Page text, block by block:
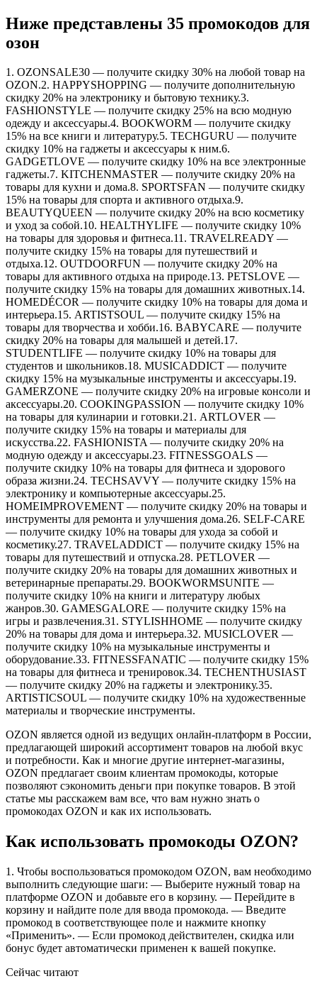
Ниже представлены 35 промокодов для
озон
1. OZONSALE30 — получите скидку 30% на любой товар на
OZON.2. HAPPYSHOPPING — получите дополнительную
скидку 20% на электронику и бытовую технику.3.
FASHIONSTYLE — получите скидку 25% на всю модную
одежду и аксессуары.4. BOOKWORM — получите скидку
15% на все книги и литературу.5. TECHGURU — получите
скидку 10% на гаджеты и аксессуары к ним.6.
GADGETLOVE — получите скидку 10% на все электронные
гаджеты.7. KITCHENMASTER — получите скидку 20% на
товары для кухни и дома.8. SPORTSFAN — получите скидку
15% на товары для спорта и активного отдыха.9.
BEAUTYQUEEN — получите скидку 20% на всю косметику
и уход за собой.10. HEALTHYLIFE — получите скидку 10%
на товары для здоровья и фитнеса.11. TRAVELREADY —
получите скидку 15% на товары для путешествий и
отдыха.12. OUTDOORFUN — получите скидку 20% на
товары для активного отдыха на природе.13. PETSLOVE —
получите скидку 15% на товары для домашних животных.14.
HOMEDÉCOR — получите скидку 10% на товары для дома и
интерьера.15. ARTISTSOUL — получите скидку 15% на
товары для творчества и хобби.16. BABYCARE — получите
скидку 20% на товары для малышей и детей.17.
STUDENTLIFE — получите скидку 10% на товары для
студентов и школьников.18. MUSICADDICT — получите
скидку 15% на музыкальные инструменты и аксессуары.19.
GAMERZONE — получите скидку 20% на игровые консоли и
аксессуары.20. COOKINGPASSION — получите скидку 10%
на товары для кулинарии и готовки.21. ARTLOVER —
получите скидку 15% на товары и материалы для
искусства.22. FASHIONISTA — получите скидку 20% на
модную одежду и аксессуары.23. FITNESSGOALS —
получите скидку 10% на товары для фитнеса и здорового
образа жизни.24. TECHSAVVY — получите скидку 15% на
электронику и компьютерные аксессуары.25.
HOMEIMPROVEMENT — получите скидку 20% на товары и
инструменты для ремонта и улучшения дома.26. SELF-CARE
— получите скидку 10% на товары для ухода за собой и
косметику.27. TRAVELADDICT — получите скидку 15% на
товары для путешествий и отпуска.28. PETLOVER —
получите скидку 20% на товары для домашних животных и
ветеринарные препараты.29. BOOKWORMSUNITE —
получите скидку 10% на книги и литературу любых
жанров.30. GAMESGALORE — получите скидку 15% на
игры и развлечения.31. STYLISHHOME — получите скидку
20% на товары для дома и интерьера.32. MUSICLOVER —
получите скидку 10% на музыкальные инструменты и
оборудование.33. FITNESSFANATIC — получите скидку 15%
на товары для фитнеса и тренировок.34. TECHENTHUSIAST
— получите скидку 20% на гаджеты и электронику.35.
ARTISTICSOUL — получите скидку 10% на художественные
материалы и творческие инструменты.
OZON является одной из ведущих онлайн-платформ в России,
предлагающей широкий ассортимент товаров на любой вкус
и потребности. Как и многие другие интернет-магазины,
OZON предлагает своим клиентам промокоды, которые
позволяют сэкономить деньги при покупке товаров. В этой
статье мы расскажем вам все, что вам нужно знать о
промокодах OZON и как их использовать.
Как использовать промокоды OZON?
1. Чтобы воспользоваться промокодом OZON, вам необходимо
выполнить следующие шаги: — Выберите нужный товар на
платформе OZON и добавьте его в корзину. — Перейдите в
корзину и найдите поле для ввода промокода. — Введите
промокод в соответствующее поле и нажмите кнопку
«Применить». — Если промокод действителен, скидка или
бонус будет автоматически применен к вашей покупке.
Сейчас читают